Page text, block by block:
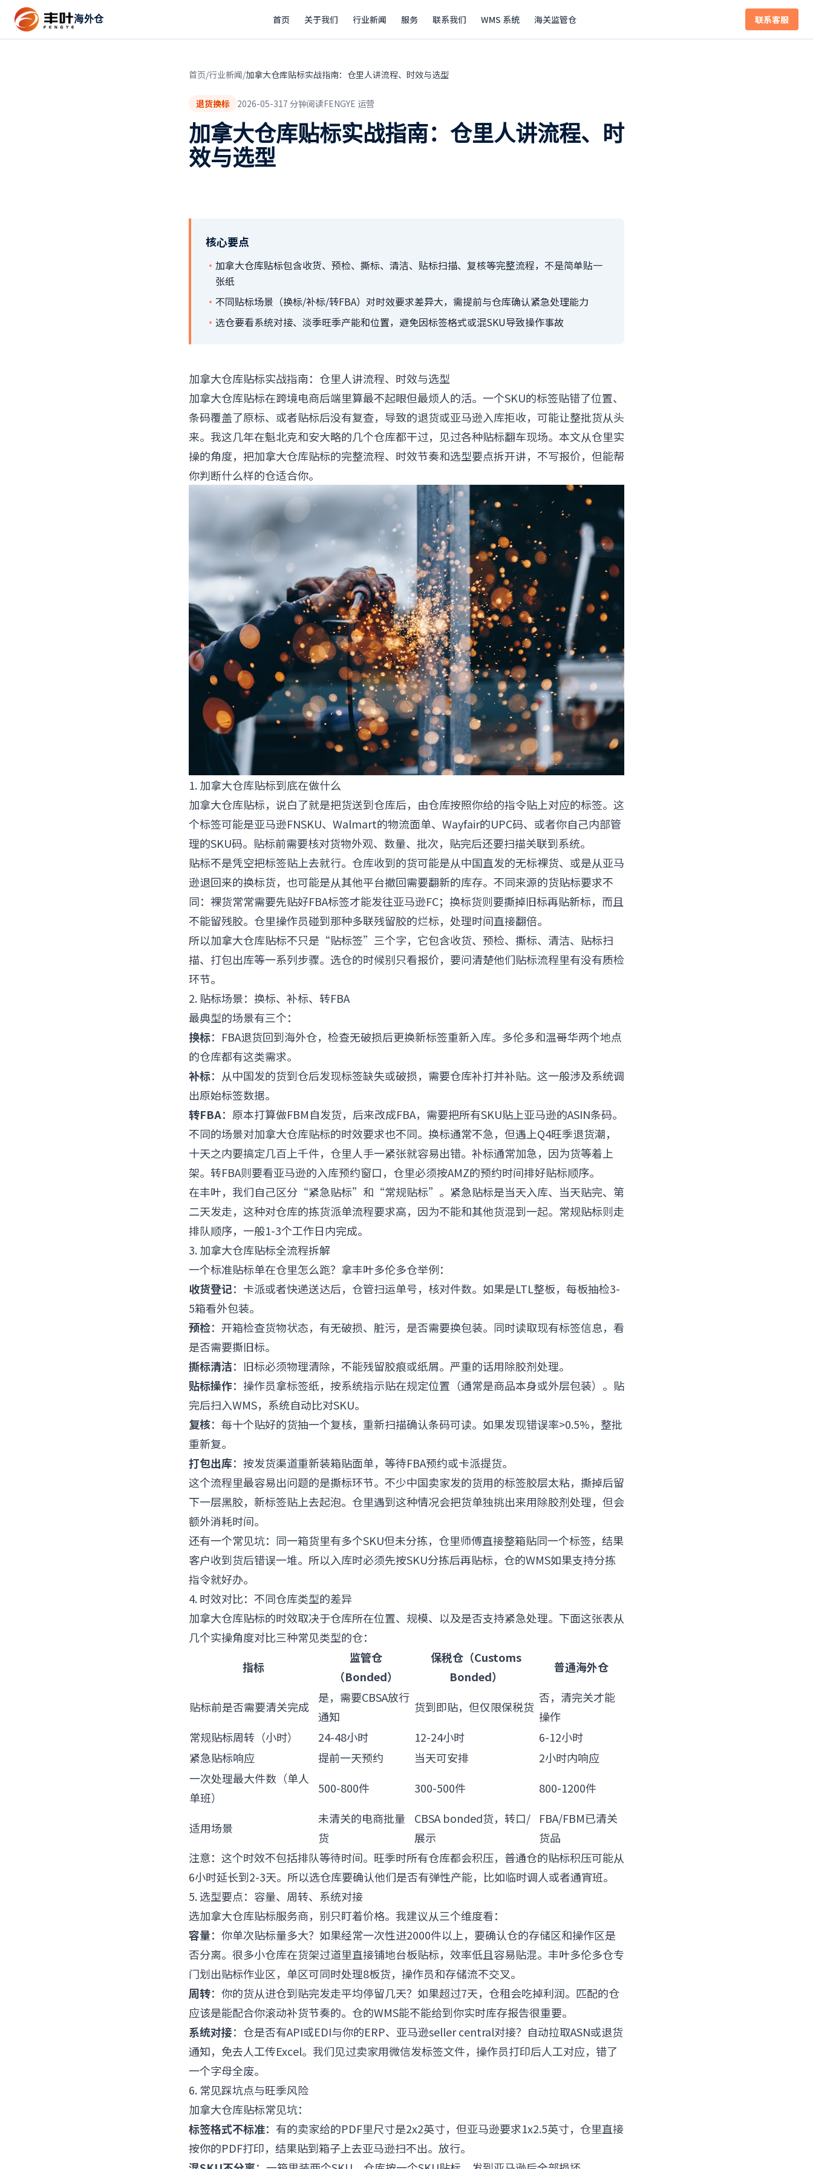
海外仓 首页 关于我们 行业新闻 服务 联系我们 WMS 系统 海关监管仓 联系客服
首页/行业新闻/加拿大仓库贴标实战指南：仓里人讲流程、时效与选型
退货换标 2026-05-317 分钟阅读FENGYE 运营
加拿大仓库贴标实战指南：仓里人讲流程、时
效与选型
核心要点
· 加拿大仓库贴标包含收货、预检、撕标、清洁、贴标扫描、复核等完整流程，不是简单贴一
张纸
· 不同贴标场景（换标/补标/转FBA）对时效要求差异大，需提前与仓库确认紧急处理能力
· 选仓要看系统对接、淡季旺季产能和位置，避免因标签格式或混SKU导致操作事故
加拿大仓库贴标实战指南：仓里人讲流程、时效与选型
加拿大仓库贴标在跨境电商后端里算最不起眼但最烦人的活。一个SKU的标签贴错了位置、
条码覆盖了原标、或者贴标后没有复查，导致的退货或亚马逊入库拒收，可能让整批货从头
来。我这几年在魁北克和安大略的几个仓库都干过，见过各种贴标翻车现场。本文从仓里实
操的角度，把加拿大仓库贴标的完整流程、时效节奏和选型要点拆开讲，不写报价，但能帮
你判断什么样的仓适合你。
1. 加拿大仓库贴标到底在做什么
加拿大仓库贴标，说白了就是把货送到仓库后，由仓库按照你给的指令贴上对应的标签。这
个标签可能是亚马逊FNSKU、Walmart的物流面单、Wayfair的UPC码、或者你自己内部管
理的SKU码。贴标前需要核对货物外观、数量、批次，贴完后还要扫描关联到系统。
贴标不是凭空把标签贴上去就行。仓库收到的货可能是从中国直发的无标裸货、或是从亚马
逊退回来的换标货，也可能是从其他平台撤回需要翻新的库存。不同来源的货贴标要求不
同：裸货常常需要先贴好FBA标签才能发往亚马逊FC；换标货则要撕掉旧标再贴新标，而且
不能留残胶。仓里操作员碰到那种多联残留胶的烂标，处理时间直接翻倍。
所以加拿大仓库贴标不只是“贴标签”三个字，它包含收货、预检、撕标、清洁、贴标扫
描、打包出库等一系列步骤。选仓的时候别只看报价，要问清楚他们贴标流程里有没有质检
环节。
2. 贴标场景：换标、补标、转FBA
最典型的场景有三个：
换标：FBA退货回到海外仓，检查无破损后更换新标签重新入库。多伦多和温哥华两个地点
的仓库都有这类需求。
补标：从中国发的货到仓后发现标签缺失或破损，需要仓库补打并补贴。这一般涉及系统调
出原始标签数据。
转FBA：原本打算做FBM自发货，后来改成FBA，需要把所有SKU贴上亚马逊的ASIN条码。
不同的场景对加拿大仓库贴标的时效要求也不同。换标通常不急，但遇上Q4旺季退货潮，
十天之内要搞定几百上千件，仓里人手一紧张就容易出错。补标通常加急，因为货等着上
架。转FBA则要看亚马逊的入库预约窗口，仓里必须按AMZ的预约时间排好贴标顺序。
在丰叶，我们自己区分“紧急贴标”和“常规贴标”。紧急贴标是当天入库、当天贴完、第
二天发走，这种对仓库的拣货派单流程要求高，因为不能和其他货混到一起。常规贴标则走
排队顺序，一般1-3个工作日内完成。
3. 加拿大仓库贴标全流程拆解
一个标准贴标单在仓里怎么跑？拿丰叶多伦多仓举例：
收货登记：卡派或者快递送达后，仓管扫运单号，核对件数。如果是LTL整板，每板抽检3-
5箱看外包装。
预检：开箱检查货物状态，有无破损、脏污，是否需要换包装。同时读取现有标签信息，看
是否需要撕旧标。
撕标清洁：旧标必须物理清除，不能残留胶痕或纸屑。严重的话用除胶剂处理。
贴标操作：操作员拿标签纸，按系统指示贴在规定位置（通常是商品本身或外层包装）。贴
完后扫入WMS，系统自动比对SKU。
复核：每十个贴好的货抽一个复核，重新扫描确认条码可读。如果发现错误率>0.5%，整批
重新复。
打包出库：按发货渠道重新装箱贴面单，等待FBA预约或卡派提货。
这个流程里最容易出问题的是撕标环节。不少中国卖家发的货用的标签胶层太粘，撕掉后留
下一层黑胶，新标签贴上去起泡。仓里遇到这种情况会把货单独挑出来用除胶剂处理，但会
额外消耗时间。
还有一个常见坑：同一箱货里有多个SKU但未分拣，仓里师傅直接整箱贴同一个标签，结果
客户收到货后错误一堆。所以入库时必须先按SKU分拣后再贴标，仓的WMS如果支持分拣
指令就好办。
4. 时效对比：不同仓库类型的差异
加拿大仓库贴标的时效取决于仓库所在位置、规模、以及是否支持紧急处理。下面这张表从
几个实操角度对比三种常见类型的仓：
指标
监管仓
（Bonded）
保税仓（Customs
Bonded）
普通海外仓
贴标前是否需要清关完成
是，需要CBSA放行
通知
货到即贴，但仅限保税货
否，清完关才能
操作
常规贴标周转（小时）
24-48小时 12-24小时
6-12小时
紧急贴标响应
提前一天预约 当天可安排
2小时内响应
一次处理最大件数（单人
单班）
500-800件 300-500件 800-1200件
适用场景
未清关的电商批量
货
CBSA bonded货，转口/
展示
FBA/FBM已清关
货品
注意：这个时效不包括排队等待时间。旺季时所有仓库都会积压，普通仓的贴标积压可能从
6小时延长到2-3天。所以选仓库要确认他们是否有弹性产能，比如临时调人或者通宵班。
5. 选型要点：容量、周转、系统对接
选加拿大仓库贴标服务商，别只盯着价格。我建议从三个维度看：
容量：你单次贴标量多大？如果经常一次性进2000件以上，要确认仓的存储区和操作区是
否分离。很多小仓库在货架过道里直接铺地台板贴标，效率低且容易贴混。丰叶多伦多仓专
门划出贴标作业区，单区可同时处理8板货，操作员和存储流不交叉。
周转：你的货从进仓到贴完发走平均停留几天？如果超过7天，仓租会吃掉利润。匹配的仓
应该是能配合你滚动补货节奏的。仓的WMS能不能给到你实时库存报告很重要。
系统对接：仓是否有API或EDI与你的ERP、亚马逊seller central对接？自动拉取ASN或退货
通知，免去人工传Excel。我们见过卖家用微信发标签文件，操作员打印后人工对应，错了
一个字母全废。
6. 常见踩坑点与旺季风险
加拿大仓库贴标常见坑：
标签格式不标准：有的卖家给的PDF里尺寸是2x2英寸，但亚马逊要求1x2.5英寸，仓里直接
按你的PDF打印，结果贴到箱子上去亚马逊扫不出。放行。